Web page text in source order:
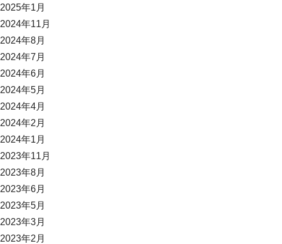
2025年1月
2024年11月
2024年8月
2024年7月
2024年6月
2024年5月
2024年4月
2024年2月
2024年1月
2023年11月
2023年8月
2023年6月
2023年5月
2023年3月
2023年2月